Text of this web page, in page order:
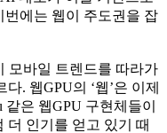
에는 웹이 주도권을 잡
모바일 트렌드를 따라가
. 웹GPU의 ‘웹’은 이제
은 웹GPU 구현체들이
더 인기를 얻고 있기 때